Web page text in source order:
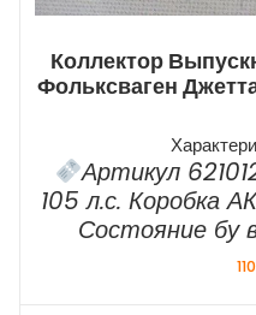
Коллектор
Фольксваген
Артикул
105 л.с. Коробка
Состояние бу